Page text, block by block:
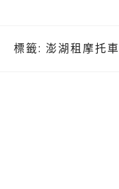
標籤: 澎湖租摩托車